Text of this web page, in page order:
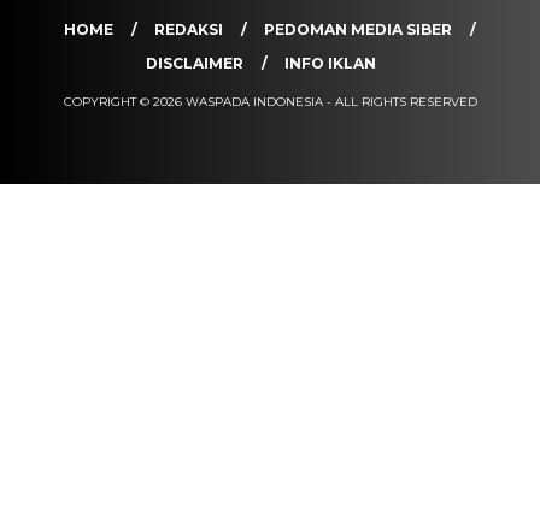
HOME REDAKSI
PEDOMAN MEDIA SIBER
DISCLAIMER
INFO IKLAN
COPYRIGHT © 2026 WASPADA INDONESIA - ALL RIGHTS RESERVED